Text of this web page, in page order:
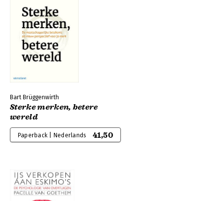
Bart Brüggenwirth
Sterke merken, betere
wereld
Paperback | Nederlands 41,50